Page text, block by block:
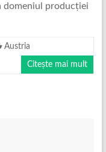
domeniul producției
Austria
Citește mai mult